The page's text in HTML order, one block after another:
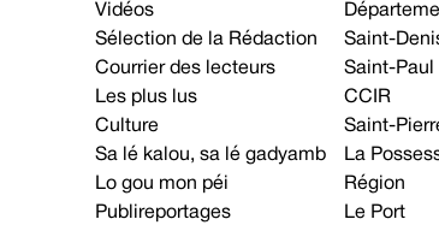
Vidéos
Sélection de la Rédaction
Courrier des lecteurs
Les plus lus
Culture
Sa lé kalou, sa lé gadyamb
Lo gou mon péi
Publireportages
Saint-
Saint-Paul
CCIR
Saint-
La
Région
Le Port